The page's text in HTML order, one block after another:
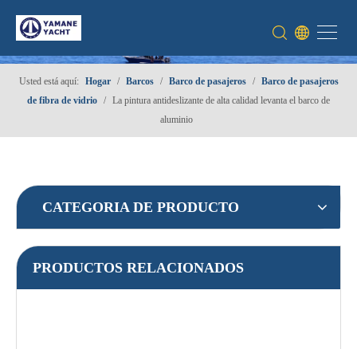
Usted está aquí: Hogar / Barcos / Barco de pasajeros / Barco de pasajeros
de fibra de vidrio / La pintura antideslizante de alta calidad levanta el barco de
aluminio
CATEGORIA DE PRODUCTO
PRODUCTOS RELACIONADOS